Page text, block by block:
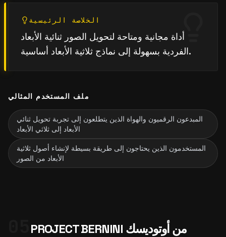
الخلاصة الرئيسية
أداة مجانية ومتاحة لتحويل الصور ثنائية الأبعاد
الفردية بسهولة إلى نماذج ثلاثية الأبعاد أساسية.
ملف المستخدم المثالي
المبدعون الرقميون والهواة الذين يتطلعون إلى تجربة تحويل ثنائي
الأبعاد إلى ثلاثي الأبعاد
المستخدمون الذين يحتاجون إلى طريقة بسيطة لإنشاء أصول ثلاثية
الأبعاد من الصور
PROJECT BERNINI من أوتوديسك